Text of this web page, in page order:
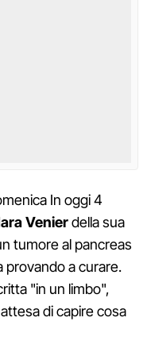
In oggi 4
Venierdella sua
tumore al pancreas
a curare.
"in un limbo",
di capire cosa